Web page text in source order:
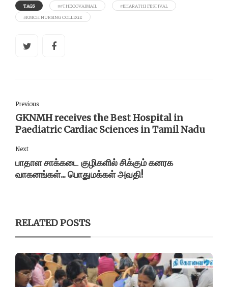
TAGS ##THECOVAIMAIL
#BHARATHI FESTIVAL
#KMCH NURSING COLLEGE
Previous
GKNMH receives the Best Hospital in
Paediatric Cardiac Sciences in Tamil Nadu
Next
பாதாள சாக்கடை குழிகளில் சிக்கும் கனரக
வாகனங்கள்... பொதுமக்கள் அவதி!
RELATED POSTS